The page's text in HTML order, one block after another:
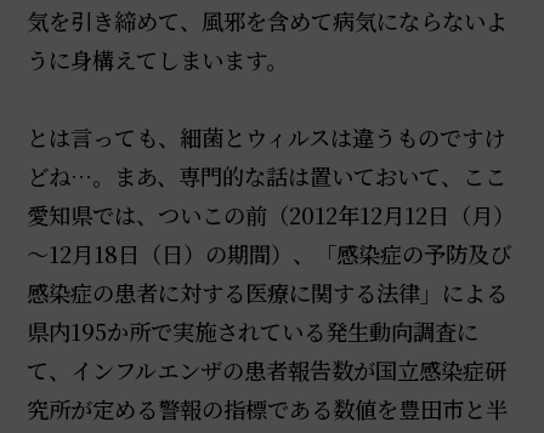
気を引き締めて、風邪を含めて病気にならないよ
うに身構えてしまいます。
とは言っても、細菌とウィルスは違うものですけ
どね…。まあ、専門的な話は置いておいて、ここ
愛知県では、ついこの前（2012年12月12日（月）
～12月18日（日）の期間）、「感染症の予防及び
感染症の患者に対する医療に関する法律」による
県内195か所で実施されている発生動向調査に
て、インフルエンザの患者報告数が国立感染症研
究所が定める警報の指標である数値を豊田市と半